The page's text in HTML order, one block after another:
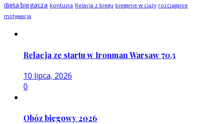
dieta biegacza kontuzja Relacja z biegu bieganie w ciąży rozciąganie
motywacja
Relacja ze startu w Ironman Warsaw 70.3
10 lipca, 2026
0
Obóz biegowy 2026